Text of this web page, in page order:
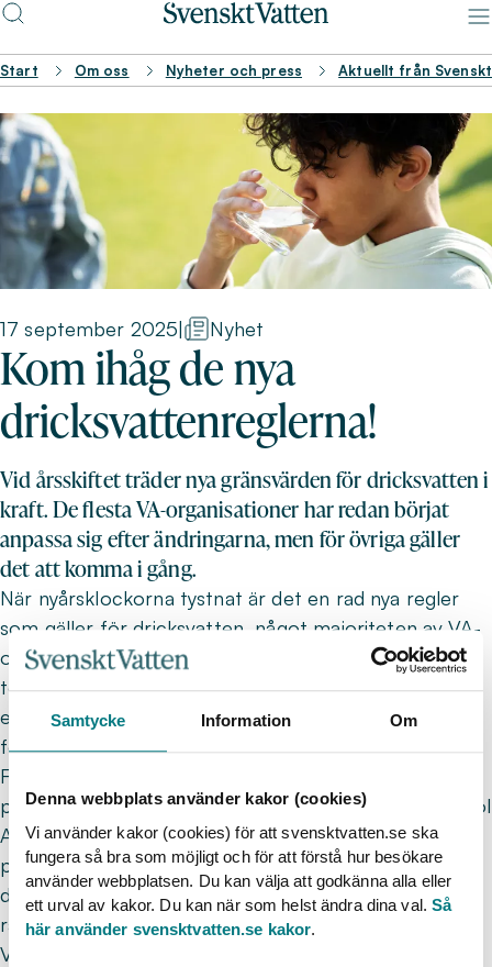
Samtycke Information Om
Denna webbplats använder kakor (cookies)
Vi använder kakor (cookies) för att svensktvatten.se ska
fungera så bra som möjligt och för att förstå hur besökare
använder webbplatsen. Du kan välja att godkänna alla eller
ett urval av kakor. Du kan när som helst ändra dina val.Så
här använder svensktvatten.se kakor.
Start Om oss Nyheter och press Aktuellt från
17 september 2025| Nyhet
Kom ihåg de nya
dricksvattenreglerna!
Vid årsskiftet träder nya gränsvärden för dricksvatten i
kraft. De flesta VA-organisationer har redan börjat
anpassa sig efter ändringarna, men för övriga gäller
det att komma i gång.
När nyårsklockorna tystnat är det en rad nya regler
som gäller för dricksvatten, något majoriteten av VA-
organisationerna redan är väl medvetna om. Reglerna
togs med i 2023 års dricksvattenföreskrifter och
efter en övergångsperiod är det nu alltså snart dags
för skarpt läge.
Från och med 1 januari 2026 är det åtta nya
parametrar som ska kontrolleras, bland annat Bisfenol
A och PFAS 4. Samtidigt sänks gränsvärdena för fyra
parametrar, bland annat bly och arsenik, och
dessutom tillkommer ett nytt krav på
råvattenkontroll.
Vad behöver då de VA-organisationer som inte